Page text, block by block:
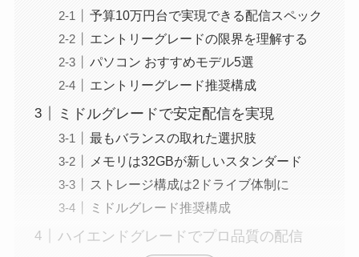
予算10万円台で実現できる配信スペック
エントリーグレードの限界を理解する
パソコン おすすめモデル5選
エントリーグレード推奨構成
ミドルグレードで安定配信を実現
最もバランスの取れた選択肢
メモリは32GBが新しいスタンダード
ストレージ構成は2ドライブ体制に
ミドルグレード推奨構成
ハイエンドグレードでプロ品質の配信